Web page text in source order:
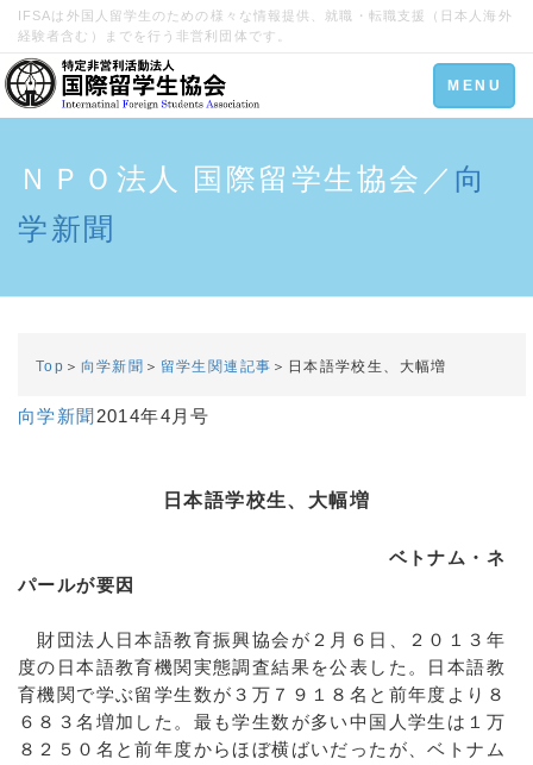
IFSAは外国人留学生のための様々な情報提供、就職・転職支援（日本人海外
経験者含む）までを行う非営利団体です。
Toggle
navigation
MENU
ＮＰＯ法人 国際留学生協会／ 向
学新聞
Top ＞ 向学新聞 ＞ 留学生関連記事 ＞日本語学校生、大幅増
向学新聞 2014年4月号
日本語学校生、大幅増
ベトナム・ネ
パールが要因
財団法人日本語教育振興協会が２月６日、２０１３年
度の日本語教育機関実態調査結果を公表した。日本語教
育機関で学ぶ留学生数が３万７９１８名と前年度より８
６８３名増加した。最も学生数が多い中国人学生は１万
８２５０名と前年度からほぼ横ばいだったが、ベトナム